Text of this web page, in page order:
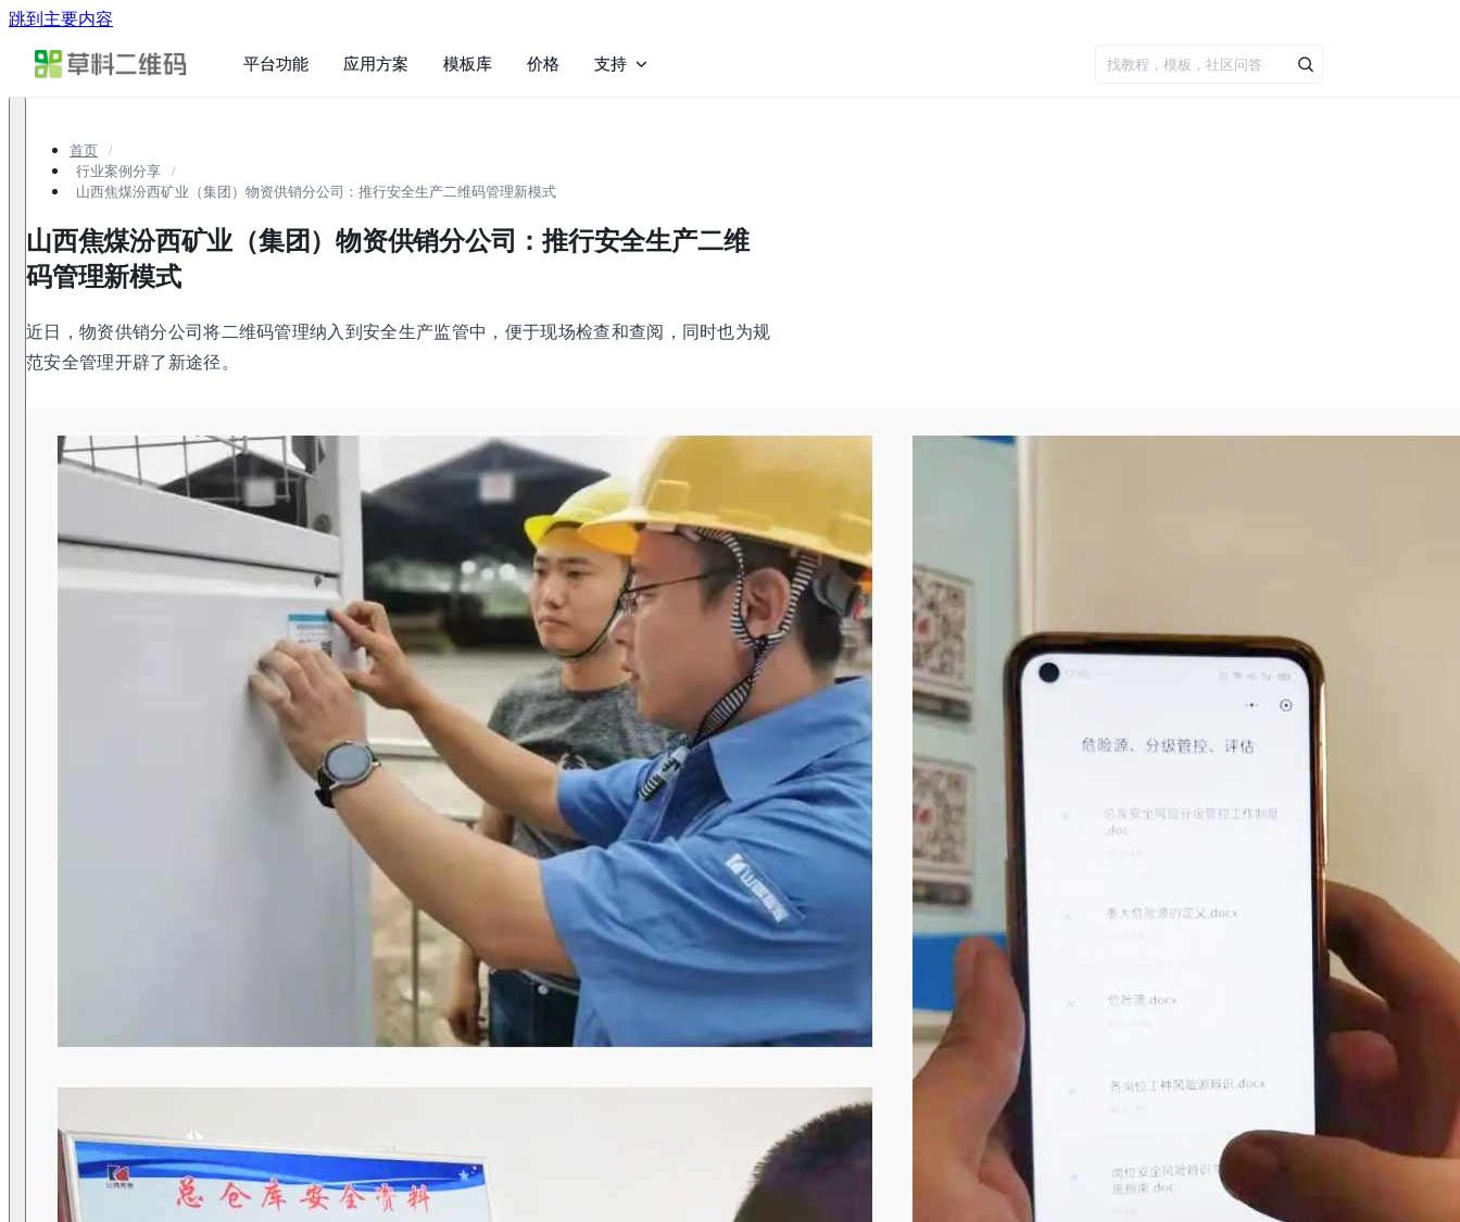
跳到主要内容
平台功能 应用方案 模板库 价格 支持
首页
行业案例分享
山西焦煤汾西矿业（集团）物资供销分公司：推行安全生产二维码管理新模式
山西焦煤汾西矿业（集团）物资供销分公司：推行安全生产二维
码管理新模式
近日，物资供销分公司将二维码管理纳入到安全生产监管中，便于现场检查和查阅，同时也为规
范安全管理开辟了新途径。